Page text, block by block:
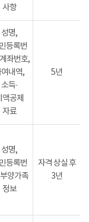
사항
성명,
등록번
좌번호,
내역,
소득·
액공제
자료
5년
성명,
등록번
양가족
정보
자격 상실 후
3년